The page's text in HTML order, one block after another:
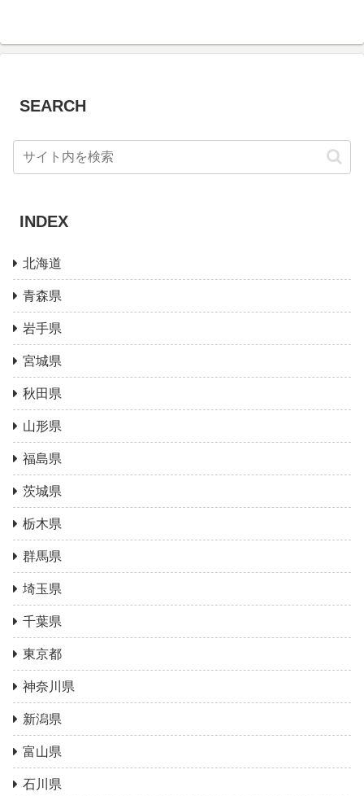
SEARCH
INDEX
北海道
青森県
岩手県
宮城県
秋田県
山形県
福島県
茨城県
栃木県
群馬県
埼玉県
千葉県
東京都
神奈川県
新潟県
富山県
石川県